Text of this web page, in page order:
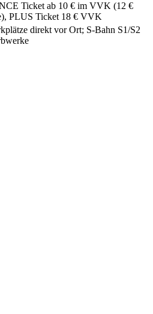
Ticket ab 10 € im VVK (12 €
PLUS Ticket 18 € VVK
direkt vor Ort; S-Bahn S1/S2